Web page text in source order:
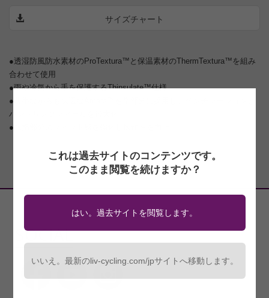
サイズチャート
●透湿防風防水素材のProTextura™と保温素材のThermTextura™を組み
合わせて使用
●雨や冷気から手を保護するThinsulate™仕様
●薄手ながらも快適なAmara™を掌部分に採用し、ベンチレーションと
ハンドリングフィールを最大化
●親指部分のフィット感を強化し操作性を向上
SOCIAL
これは過去サイトのコンテンツです。
このまま閲覧を続けますか？
はい。過去サイトを閲覧します。
いいえ。最新のliv-cycling.com/jpサイトへ移動します。